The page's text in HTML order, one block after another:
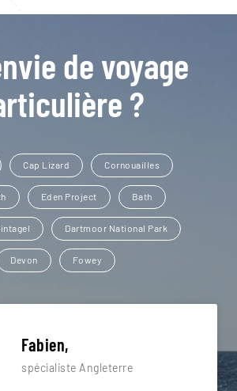
de voyage
?
Cap Lizard Cornouailles
Eden Project Bath
Dartmoor National Park
Devon Fowey
Fabien,
spécialiste Angleterre